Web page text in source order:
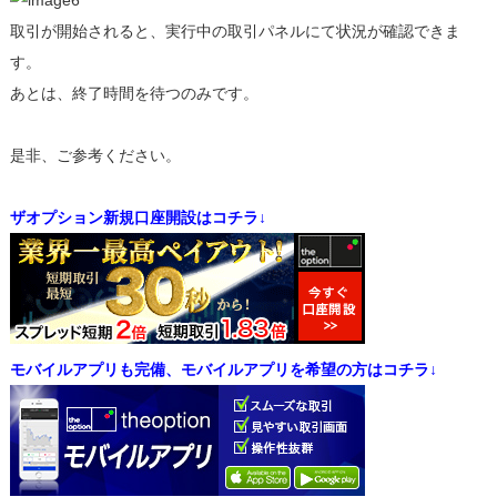
取引が開始されると、実行中の取引パネルにて状況が確認できま
す。
あとは、終了時間を待つのみです。
是非、ご参考ください。
ザオプション新規口座開設はコチラ↓
モバイルアプリも完備、モバイルアプリを希望の方はコチラ↓